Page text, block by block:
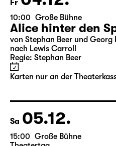
Fr 04.12.
10:00 Große Bühne
Alice hinter den
von Stephan Beer und Georg
Karten nur an der Theaterkasse